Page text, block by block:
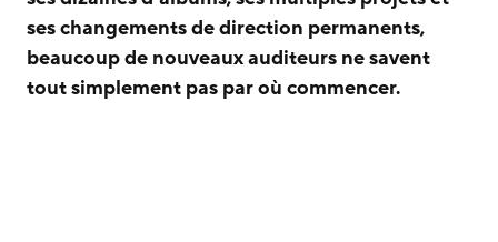
ses changements de direction permanents,
beaucoup de nouveaux auditeurs ne savent
tout simplement pas par où commencer.